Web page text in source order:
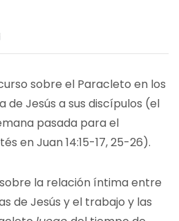
sobre el Paracleto en los
de Jesús a sus discípulos (el
pasada para el
en Juan 14:15-17, 25-26).
la relación íntima entre
de Jesús y el trabajo y las